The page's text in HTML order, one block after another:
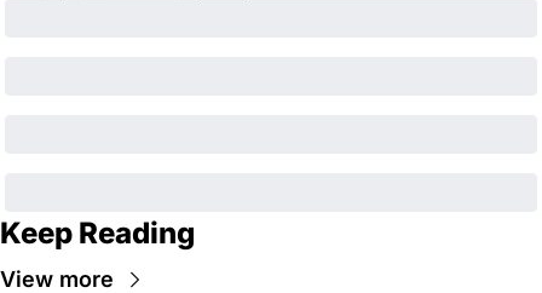
Keep Reading
View more